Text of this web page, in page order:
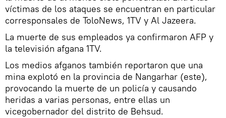
víctimas de los ataques se encuentran en particular
corresponsales de ToloNews, 1TV y Al Jazeera.
La muerte de sus empleados ya confirmaron AFP y
la televisión afgana 1TV.
Los medios afganos también reportaron que una
mina explotó en la provincia de Nangarhar (este),
provocando la muerte de un policía y causando
heridas a varias personas, entre ellas un
vicegobernador del distrito de Behsud.